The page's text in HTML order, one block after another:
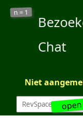
open
n = 1
Chat
Niet